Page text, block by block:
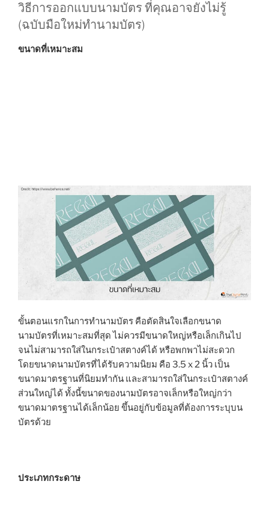
วิธีการออกแบบนามบัตร ที่คุณอาจยังไม่รู้
(ฉบับมือใหม่ทำนามบัตร)
ขนาดที่เหมาะสม
ขั้นตอนแรกในการทำนามบัตร คือตัดสินใจเลือกขนาด
นามบัตรที่เหมาะสมที่สุด ไม่ควรมีขนาดใหญ่หรือเล็กเกินไป
จนไม่สามารถใส่ในกระเป๋าสตางค์ได้ หรือพกพาไม่สะดวก
โดยขนาดนามบัตรที่ได้รับความนิยม คือ 3.5 x 2 นิ้ว เป็น
ขนาดมาตรฐานที่นิยมทำกัน และสามารถใส่ในกระเป๋าสตางค์
ส่วนใหญ่ได้ ทั้งนี้ขนาดของนามบัตรอาจเล็กหรือใหญ่กว่า
ขนาดมาตรฐานได้เล็กน้อย ขึ้นอยู่กับข้อมูลที่ต้องการระบุบน
บัตรด้วย
ประเภทกระดาษ